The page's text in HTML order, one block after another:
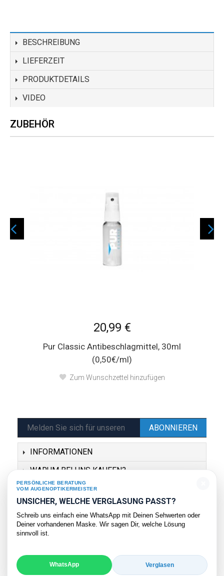
BESCHREIBUNG
LIEFERZEIT
PRODUKTDETAILS
VIDEO
ZUBEHÖR
20,99 €
Pur Classic Antibeschlagmittel, 30ml
(0,50€/ml)
Zum Wunschzettel hinzufügen
ABONNIEREN
INFORMATIONEN
WARUM BEI UNS KAUFEN?
SERVICE
KONTAKT
PERSÖNLICHE BERATUNG
VOM AUGENOPTIKERMEISTER
UNSICHER, WELCHE VERGLASUNG PASST?
Schreib uns einfach eine WhatsApp mit Deinen Sehwerten oder
Deiner vorhandenen Maske. Wir sagen Dir, welche Lösung
sinnvoll ist.
WhatsApp Verglasen